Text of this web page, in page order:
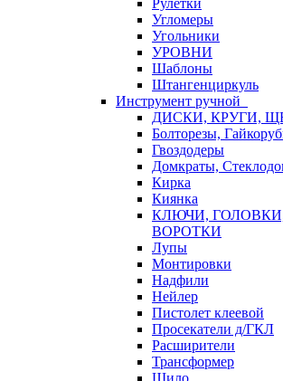
Рулетки
Угломеры
Угольники
УРОВНИ
Шаблоны
Штангенциркуль
Инструмент ручной
ДИСКИ, КРУГИ,
Болторезы,
Гвоздодеры
Домкраты,
Кирка
Киянка
КЛЮЧИ,
ВОРОТКИ
Лупы
Монтировки
Надфили
Нейлер
Пистолет клеевой
Просекатели д/ГКЛ
Расширители
Трансформер
Шило